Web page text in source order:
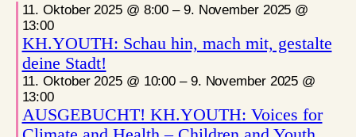
11. Oktober 2025 @ 8:00 – 9. November 2025 @
13:00
KH.YOUTH: Schau hin, mach mit, gestalte
deine Stadt!
11. Oktober 2025 @ 10:00 – 9. November 2025 @
13:00
AUSGEBUCHT! KH.YOUTH: Voices for